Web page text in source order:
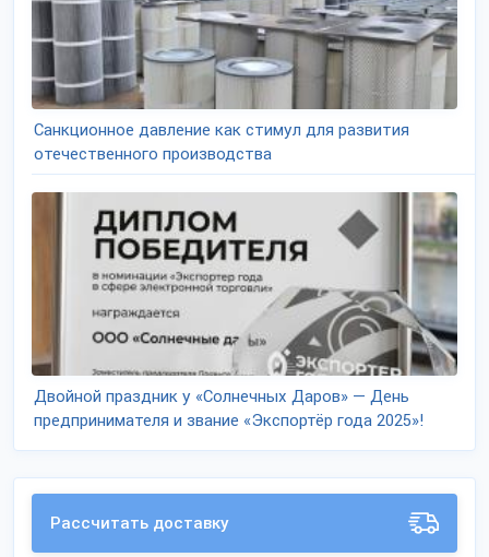
Санкционное давление как стимул для развития
отечественного производства
Двойной праздник у «Солнечных Даров» — День
предпринимателя и звание «Экспортёр года 2025»!
Рассчитать доставку